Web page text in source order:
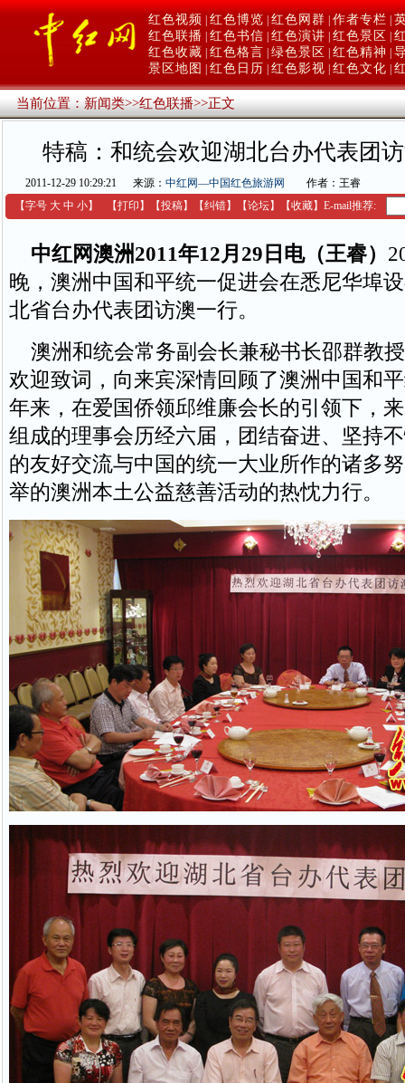
红色视频 红色博览 红色网群 作者专栏
红色联播 红色书信 红色演讲 红色景区
红色收藏 红色格言 绿色景区 红色精神
景区地图
红色日历 红色影视 红色文化
当前位置：新闻类>>红色联播>>正文
特稿：和统会欢迎湖北台办代表团
2011-12-29 10:29:21 来源： 中红网—中国红色旅游网
作者：王睿
【字号 大 中 小】 【打印 】 【投稿】 【纠错】 【论坛】 【收藏】 E-mail推荐:
中红网澳洲2011年12月29日电（王睿）
晚，澳洲中国和平统一促进会在悉尼华埠
北省台办代表团访澳一行。
澳洲和统会常务副会长兼秘书长邵群教
欢迎致词，向来宾深情回顾了澳洲中国和
年来，在爱国侨领邱维廉会长的引领下，
组成的理事会历经六届，团结奋进、坚持
的友好交流与中国的统一大业所作的诸多
举的澳洲本土公益慈善活动的热忱力行。